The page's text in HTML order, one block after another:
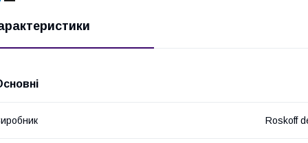
Roskoff